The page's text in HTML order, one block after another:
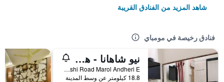
شاهد المزيد من الفنادق القريبة
فنادق رخيصة في مومباي
نيو شاهانا - هوستل
Shop No 5 Marol Maroshi Road Marol Andheri E, مومباي, الهند
18.8 كيلومتر عن وسط المدينة